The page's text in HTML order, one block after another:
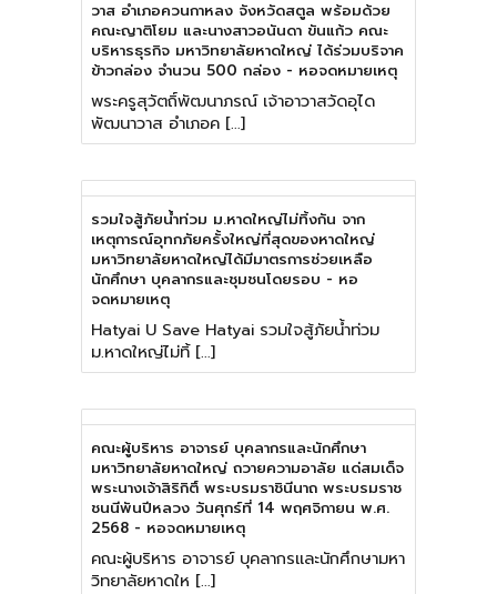
วาส อำเภอควนกาหลง จังหวัดสตูล พร้อมด้วย
คณะญาติโยม และนางสาวอนันดา ขันแก้ว คณะ
บริหารธุรกิจ มหาวิทยาลัยหาดใหญ่ ได้ร่วมบริจาค
ข้าวกล่อง จำนวน 500 กล่อง - หอจดหมายเหตุ
พระครูสุวัตถิ์พัฒนาภรณ์ เจ้าอาวาสวัดอุได
พัฒนาวาส อำเภอค […]
รวมใจสู้ภัยน้ำท่วม ม.หาดใหญ่ไม่ทิ้งกัน จาก
เหตุการณ์อุทกภัยครั้งใหญ่ที่สุดของหาดใหญ่
มหาวิทยาลัยหาดใหญ่ได้มีมาตรการช่วยเหลือ
นักศึกษา บุคลากรและชุมชนโดยรอบ - หอ
จดหมายเหตุ
Hatyai U Save Hatyai รวมใจสู้ภัยน้ำท่วม
ม.หาดใหญ่ไม่ทิ้ […]
คณะผู้บริหาร อาจารย์ บุคลากรและนักศึกษา
มหาวิทยาลัยหาดใหญ่ ถวายความอาลัย แด่สมเด็จ
พระนางเจ้าสิริกิติ์ พระบรมราชินีนาถ พระบรมราช
ชนนีพันปีหลวง วันศุกร์ที่ 14 พฤศจิกายน พ.ศ.
2568 - หอจดหมายเหตุ
คณะผู้บริหาร อาจารย์ บุคลากรและนักศึกษามหา
วิทยาลัยหาดให […]